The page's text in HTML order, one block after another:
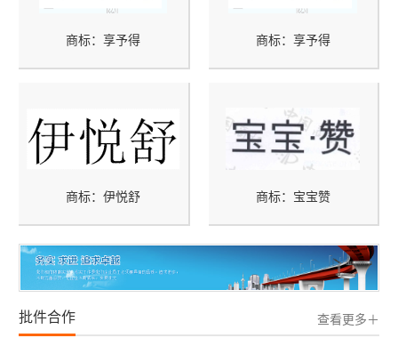
商标：享予得 商标：享予得
商标：伊悦舒 商标：宝宝赞
批件合作 查看更多＋